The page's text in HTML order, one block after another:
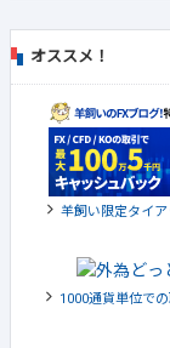
オススメ！
羊飼い限定タイア
1000通貨単位で